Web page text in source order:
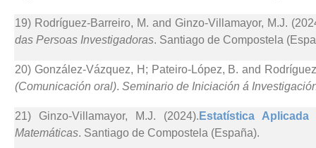
19) Rodríguez-Barreiro, M. and Ginzo-Villamayor, M.J.
das Persoas Investigadoras. Santiago de Compostela
20) González-Vázquez, H; Pateiro-López, B. and
(Comunicación oral). Seminario de Iniciación á
21) Ginzo-Villamayor, M.J. (2024). Estatística
Matemáticas. Santiago de Compostela (España).